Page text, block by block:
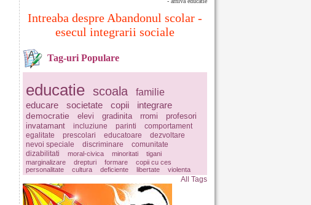
Intreaba despre Abandonul scolar -
esecul integrarii sociale
Tag-uri Populare
educatie scoala
familie
educare
societate copii integrare
democratie elevi gradinita rromi
profesori
invatamant
incluziune parinti
comportament
egalitate
prescolari educatoare
dezvoltare
nevoi speciale
discriminare
comunitate
dizabilitati
moral-civica minoritati
tigani
marginalizare
drepturi formare
copii cu ces
personalitate
cultura deficiente libertate violenta
All Tags